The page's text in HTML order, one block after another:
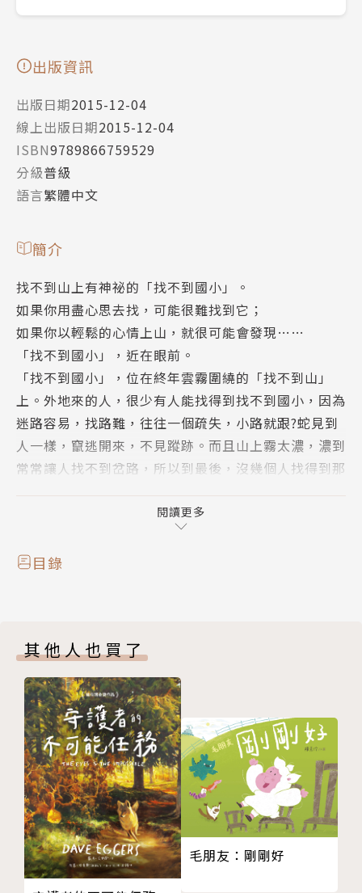
出版資訊
出版日期2015-12-04
線上出版日期2015-12-04
ISBN9789866759529
分級普級
語言繁體中文
簡介
找不到山上有神祕的「找不到國小」。
如果你用盡心思去找，可能很難找到它；
如果你以輕鬆的心情上山，就很可能會發現……
「找不到國小」，近在眼前。
「找不到國小」，位在終年雲霧圍繞的「找不到山」
上。外地來的人，很少有人能找得到找不到國小，因為
迷路容易，找路難，往往一個疏失，小路就跟?蛇見到
人一樣，竄逃開來，不見蹤跡。而且山上霧太濃，濃到
常常讓人找不到岔路，所以到最後，沒幾個人找得到那
現在有個難得的機會，多虧作者和這所小學有特別交
情，所以我們可以跟著五年級的阿當上學去，一探這小
學的神祕與新奇。他們有刺激的木桶飛船，只要早點出
有海浪滑梯，只要是這所學校的小朋友，個個都溜過波
好玩的事情不只這些，找不到國小裡，還有各式各樣的
奇人異事──慢慢來老師凡事都慢慢來，連焦急的時
候，都慢慢的焦急。絕不找錢阿姨規定福利社絕不找
錢，所以大家都得乖乖把錢準備得剛剛好。看不到的校
長神出鬼沒，從來沒人知道他長得什麼模樣……
找不到國小，好玩得不得了，如果有人帶你上山尋找，
千萬要緊緊跟著才好。
閱讀更多
目錄
其他人也買了
毛朋友：剛剛好